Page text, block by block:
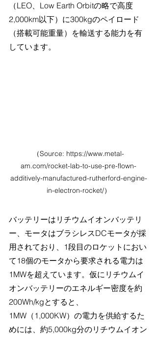
（LEO、Low Earth Orbitの略で高度
2,000km以下）に300kgのペイロード
（搭載可能重量）を輸送する能力を有
しています。
（Source: https://www.metal-
am.com/rocket-lab-to-use-pre-flown-
additively-manufactured-rutherford-engine-
in-electron-rocket/）
バッテリーはリチウムイオンバッテリ
ー、モータはブラシレスDCモータが採
用されており、1段目のロケットにおい
て18個のモータから要求される電力は
1MWを超えています。仮にリチウムイ
オンバッテリーのエネルギー密度を約
200Wh/kgとすると、
1MW（1,000KW）の電力を供給するた
めには、約5,000kg分のリチウムイオン